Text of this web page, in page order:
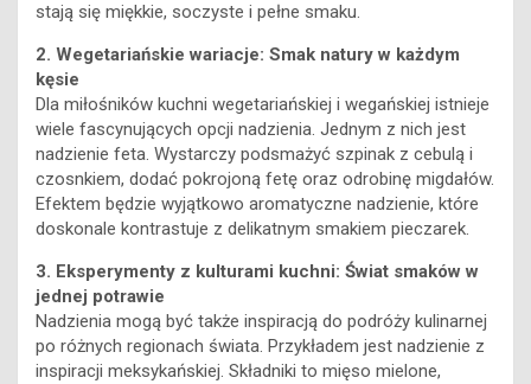
stają się miękkie, soczyste i pełne smaku.
2. Wegetariańskie wariacje: Smak natury w każdym
kęsie
Dla miłośników kuchni wegetariańskiej i wegańskiej istnieje
wiele fascynujących opcji nadzienia. Jednym z nich jest
nadzienie feta. Wystarczy podsmażyć szpinak z cebulą i
czosnkiem, dodać pokrojoną fetę oraz odrobinę migdałów.
Efektem będzie wyjątkowo aromatyczne nadzienie, które
doskonale kontrastuje z delikatnym smakiem pieczarek.
3. Eksperymenty z kulturami kuchni: Świat smaków w
jednej potrawie
Nadzienia mogą być także inspiracją do podróży kulinarnej
po różnych regionach świata. Przykładem jest nadzienie z
inspiracji meksykańskiej. Składniki to mięso mielone,